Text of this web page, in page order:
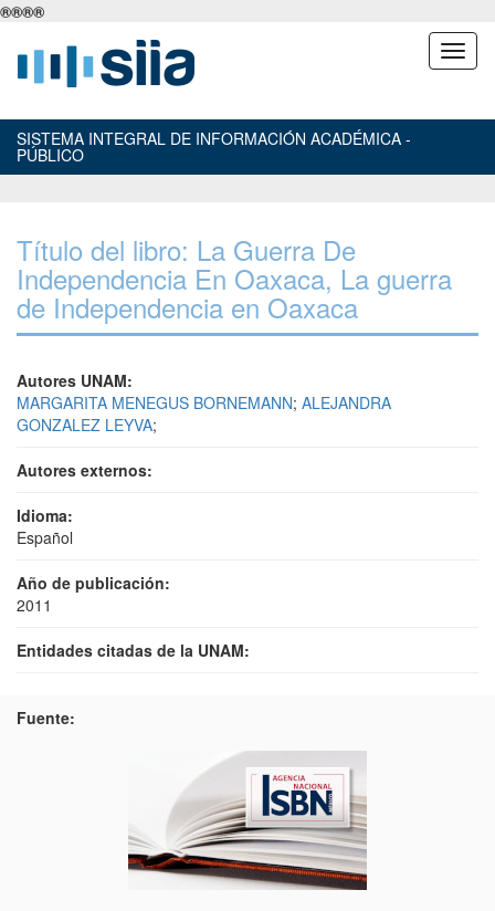
®®®®
SISTEMA INTEGRAL DE INFORMACIÓN ACADÉMICA -
PÚBLICO
Título del libro: La Guerra De
Independencia En Oaxaca, La guerra
de Independencia en Oaxaca
Autores UNAM:
MARGARITA MENEGUS BORNEMANN; ALEJANDRA
GONZALEZ LEYVA;
Autores externos:
Idioma:
Español
Año de publicación:
2011
Entidades citadas de la UNAM:
Fuente: